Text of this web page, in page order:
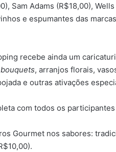
Sam Adams (R$18,00),
e espumantes das
recebe ainda um
bouquets, arranjos florais,
e outras ativações
com todos os
Gourmet nos sabores: